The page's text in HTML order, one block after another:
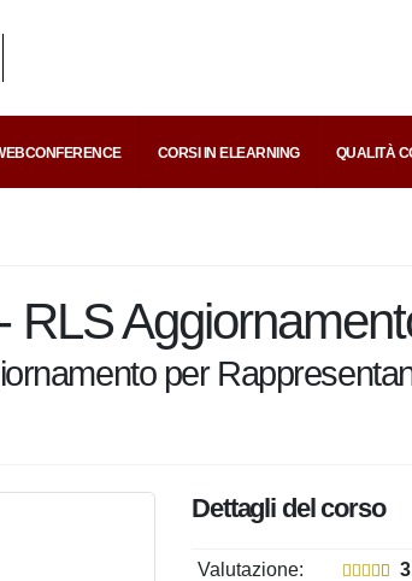
CORSI IN ELEARNING QUALITÀ
RLS
per
Dettagli del corso
Valutazione: